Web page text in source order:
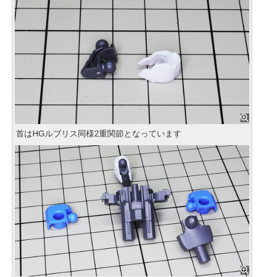
首はHGルブリス同様2重関節となっています